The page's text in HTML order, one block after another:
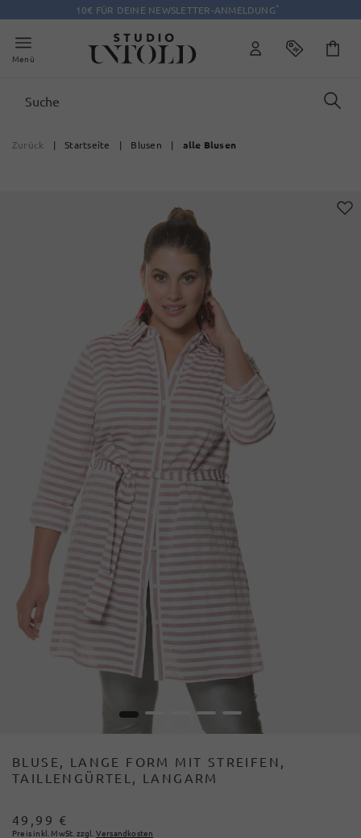
10€ FÜR DEINE NEWSLETTER-ANMELDUNG*
Menü
Zurück | Startseite | Blusen | alle Blusen
1 2 4 5
BLUSE, LANGE FORM MIT STREIFEN,
TAILLENGÜRTEL, LANGARM
49,99 €
Preis inkl. MwSt. zzgl. Versandkosten